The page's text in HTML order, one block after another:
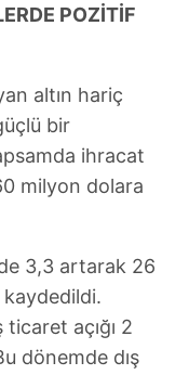
POZİTİF
altın hariç
bir
ihracat
milyon dolara
3,3 artarak 26
açığı 2
dönemde dış